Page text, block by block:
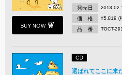
BUY NOW
発売日
価 格 ¥5,819 (
品 番 TOCT-
CD
選ばれてここに来